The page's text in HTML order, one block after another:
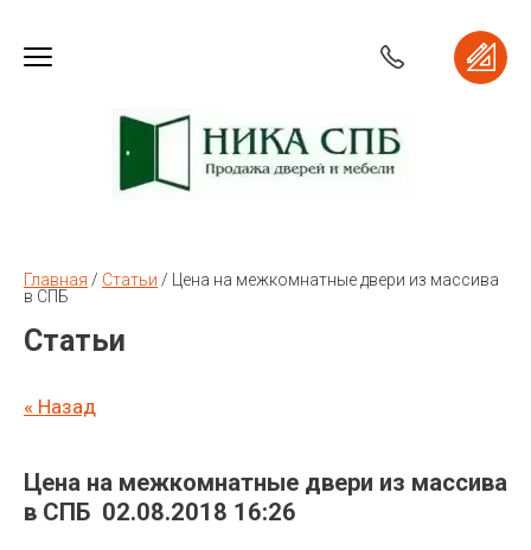
Главная / Статьи /
Цена на межкомнатные двери из массива
в СПБ
Статьи
« Назад
Цена на межкомнатные двери из массива
в СПБ 02.08.2018 16:26